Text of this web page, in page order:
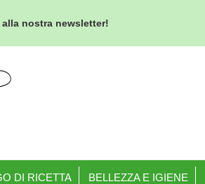
nostra newsletter!
DI RICETTA BELLEZZA E IGIENE